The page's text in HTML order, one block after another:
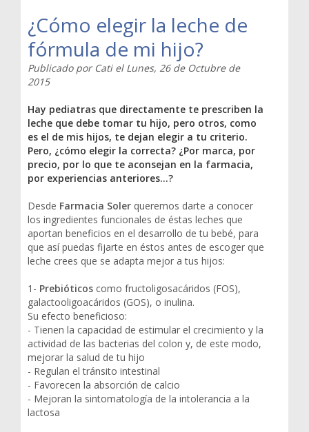
¿Cómo elegir la leche de
fórmula de mi hijo?
Publicado por Catiel Lunes, 26 de Octubre de
2015
Hay pediatras que directamente te prescriben la
leche que debe tomar tu hijo, pero otros, como
es el de mis hijos, te dejan elegir a tu criterio.
Pero, ¿cómo elegir la correcta? ¿Por marca, por
precio, por lo que te aconsejan en la farmacia,
por experiencias anteriores…?
Desde Farmacia Soler queremos darte a conocer
los ingredientes funcionales de éstas leches que
aportan beneficios en el desarrollo de tu bebé, para
que así puedas fijarte en éstos antes de escoger que
leche crees que se adapta mejor a tus hijos:
1- Prebióticos como fructoligosacáridos (FOS),
galactooligoacáridos (GOS), o inulina.
Su efecto beneficioso:
- Tienen la capacidad de estimular el crecimiento y la
actividad de las bacterias del colon y, de este modo,
mejorar la salud de tu hijo
- Regulan el tránsito intestinal
- Favorecen la absorción de calcio
- Mejoran la sintomatología de la intolerancia a la
lactosa